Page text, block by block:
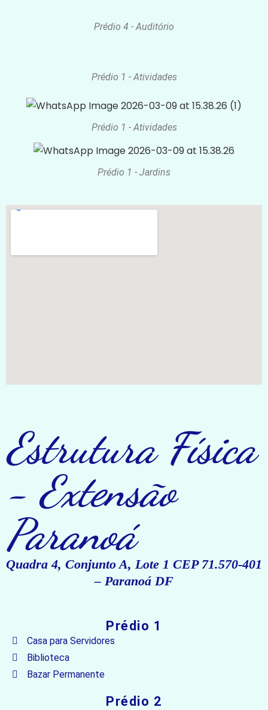
Prédio 4 - Auditório
Prédio 1 - Atividades
Prédio 1 - Atividades
Prédio 1 - Jardins
Estrutura Física
- Extensão
Paranoá
Quadra 4, Conjunto A, Lote 1 CEP 71.570-401
– Paranoá DF
Prédio 1
Casa para Servidores
Biblioteca
Bazar Permanente
Prédio 2